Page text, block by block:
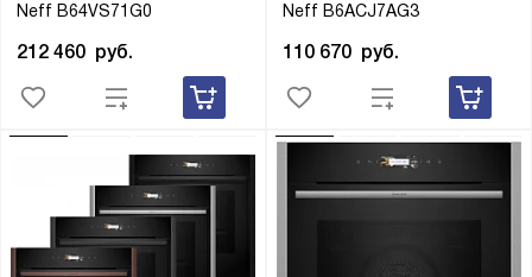
Neff B64VS71G0
212 460 руб.
Neff B6ACJ7AG3
110 670 руб.